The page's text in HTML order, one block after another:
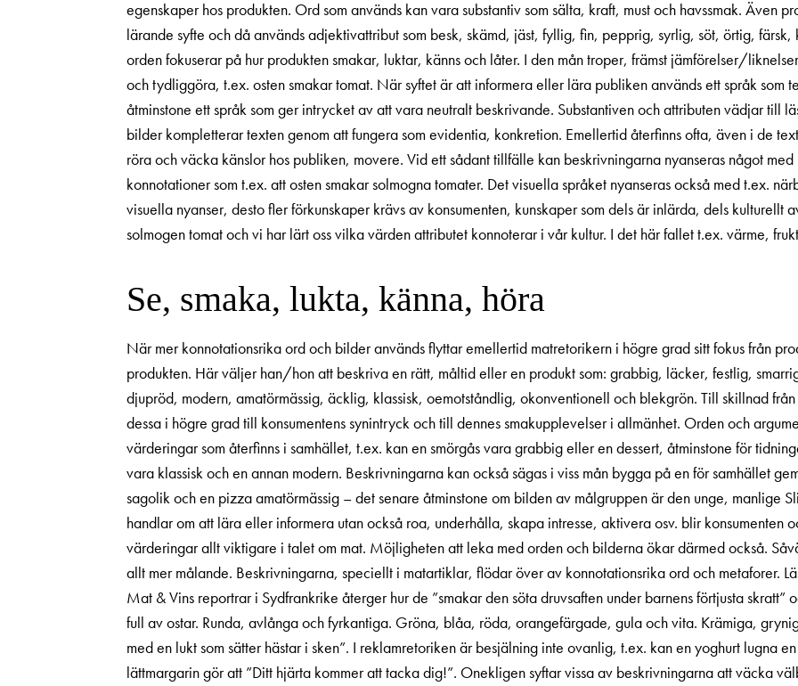
egenskaper hos produkten. Ord som används kan vara substantiv som sälta, kraft, must och havssmak. Även
lärande syfte och då används adjektivattribut som besk, skämd, jäst, fyllig, fin, pepprig, syrlig, söt, örtig,
orden fokuserar på hur produkten smakar, luktar, känns och låter. I den mån troper, främst jämförelser/
och tydliggöra, t.ex. osten smakar tomat. När syftet är att informera eller lära publiken används ett språk som
åtminstone ett språk som ger intrycket av att vara neutralt beskrivande. Substantiven och attributen vädjar till
bilder kompletterar texten genom att fungera som evidentia, konkretion. Emellertid återfinns ofta, även i de
röra och väcka känslor hos publiken, movere. Vid ett sådant tillfälle kan beskrivningarna nyanseras något
konnotationer som t.ex. att osten smakar solmogna tomater. Det visuella språket nyanseras också med t.ex.
visuella nyanser, desto fler förkunskaper krävs av konsumenten, kunskaper som dels är inlärda, dels kulturellt
solmogen tomat och vi har lärt oss vilka värden attributet konnoterar i vår kultur. I det här fallet t.ex. värme,
Se, smaka, lukta, känna, höra
När mer konnotationsrika ord och bilder används flyttar emellertid matretorikern i högre grad sitt fokus från
produkten. Här väljer han/hon att beskriva en rätt, måltid eller en produkt som: grabbig, läcker, festlig,
djupröd, modern, amatörmässig, äcklig, klassisk, oemotståndlig, okonventionell och blekgrön. Till skillnad
dessa i högre grad till konsumentens synintryck och till dennes smakupplevelser i allmänhet. Orden och
värderingar som återfinns i samhället, t.ex. kan en smörgås vara grabbig eller en dessert, åtminstone för
vara klassisk och en annan modern. Beskrivningarna kan också sägas i viss mån bygga på en för samhället
sagolik och en pizza amatörmässig – det senare åtminstone om bilden av målgruppen är den unge, manlige
handlar om att lära eller informera utan också roa, underhålla, skapa intresse, aktivera osv. blir konsumenten
värderingar allt viktigare i talet om mat. Möjligheten att leka med orden och bilderna ökar därmed också.
allt mer målande. Beskrivningarna, speciellt i matartiklar, flödar över av konnotationsrika ord och metaforer.
Mat & Vins reportrar i Sydfrankrike återger hur de ”smakar den söta druvsaften under barnens förtjusta
full av ostar. Runda, avlånga och fyrkantiga. Gröna, blåa, röda, orangefärgade, gula och vita. Krämiga,
med en lukt som sätter hästar i sken”. I reklamretoriken är besjälning inte ovanlig, t.ex. kan en yoghurt lugna
lättmargarin gör att ”Ditt hjärta kommer att tacka dig!”. Onekligen syftar vissa av beskrivningarna att väcka